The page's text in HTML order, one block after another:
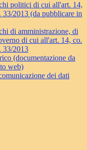
politici di cui all'art. 14,
33/2013 (da pubblicare in
di amministrazione, di
di cui all'art. 14, co.
33/2013
(documentazione da
web)
dei dati